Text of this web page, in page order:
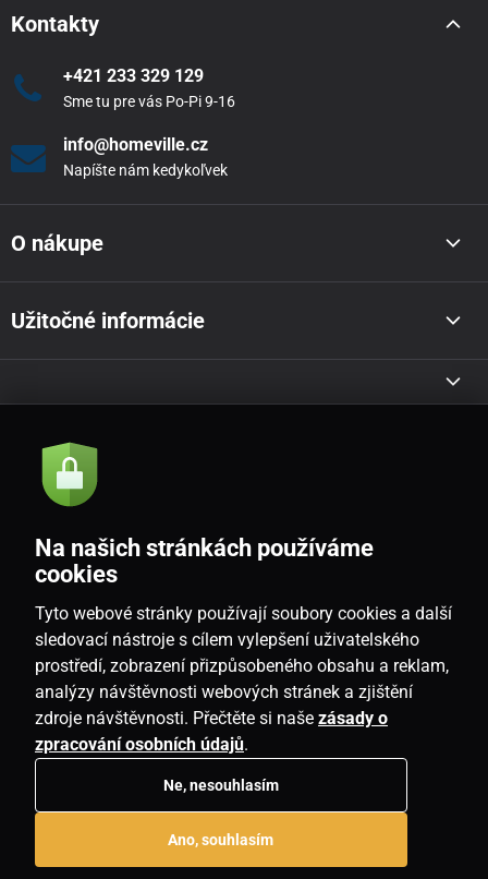
Kontakty
+421 233 329 129
Sme tu pre vás Po-Pi 9-16
info@homeville.cz
Napíšte nám kedykoľvek
O nákupe
Užitočné informácie
Akcie a novinky e-mailom
Souhlasím sezásadami zpracování osobních údajů
SK
www.housemania.sk
Na našich stránkách používáme
cookies
Tyto webové stránky používají soubory cookies a další
sledovací nástroje s cílem vylepšení uživatelského
prostředí, zobrazení přizpůsobeného obsahu a reklam,
analýzy návštěvnosti webových stránek a zjištění
zdroje návštěvnosti. Přečtěte si naše zásady o
zpracování osobních údajů.
Ne, nesouhlasím
Ano, souhlasím